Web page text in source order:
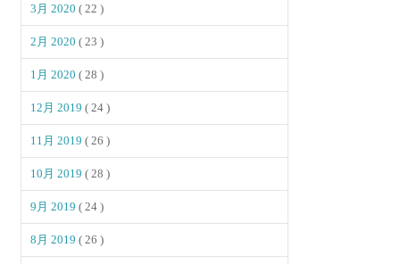
3月 2020( 22 )
2月 2020( 23 )
1月 2020( 28 )
12月 2019( 24 )
11月 2019( 26 )
10月 2019( 28 )
9月 2019( 24 )
8月 2019( 26 )